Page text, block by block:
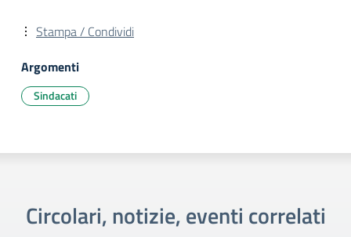
Stampa / Condividi
Argomenti
Sindacati
Circolari, notizie, eventi correlati